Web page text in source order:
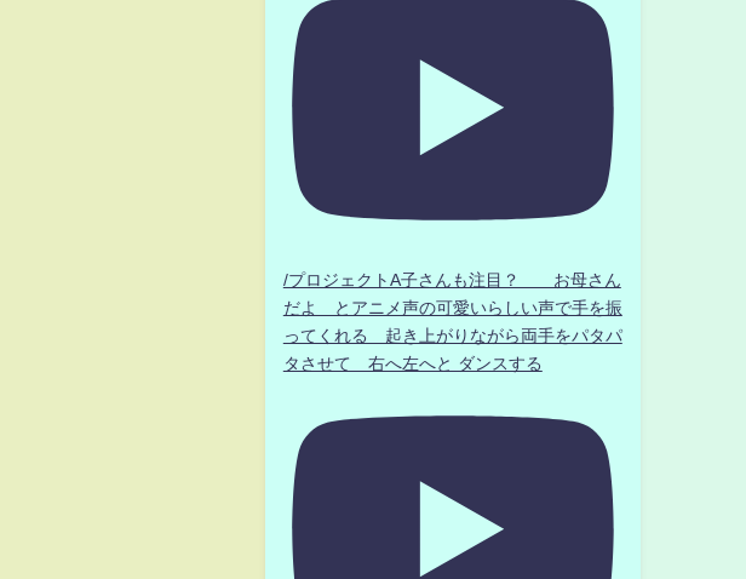
/プロジェクトA子さんも注目？ お母さん
だよ とアニメ声の可愛いらしい声で手を振
ってくれる 起き上がりながら両手をパタパ
タさせて 右へ左へと ダンスする